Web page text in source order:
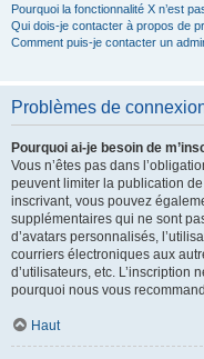
Pourquoi la fonctionnalité X n’est
Qui dois-je contacter à propos de
Comment puis-je contacter un
Problèmes de
Pourquoi ai-je besoin de
Vous n’êtes pas dans
peuvent limiter la publication
inscrivant, vous pouvez
supplémentaires qui ne sont
d’avatars personnalisés,
courriers électroniques aux
d’utilisateurs, etc. L’inscription
pourquoi nous vous
Haut